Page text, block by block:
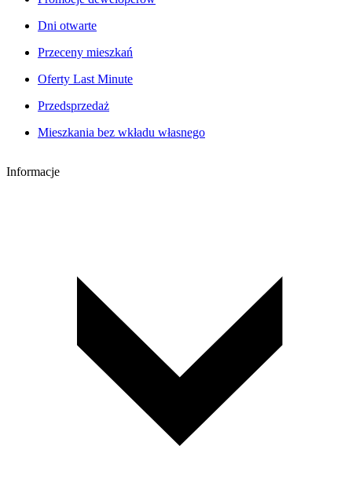
Dni otwarte
Przeceny mieszkań
Oferty Last Minute
Przedsprzedaż
Mieszkania bez wkładu własnego
Informacje